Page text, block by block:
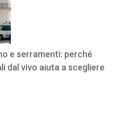
e serramenti: perché
dal vivo aiuta a scegliere